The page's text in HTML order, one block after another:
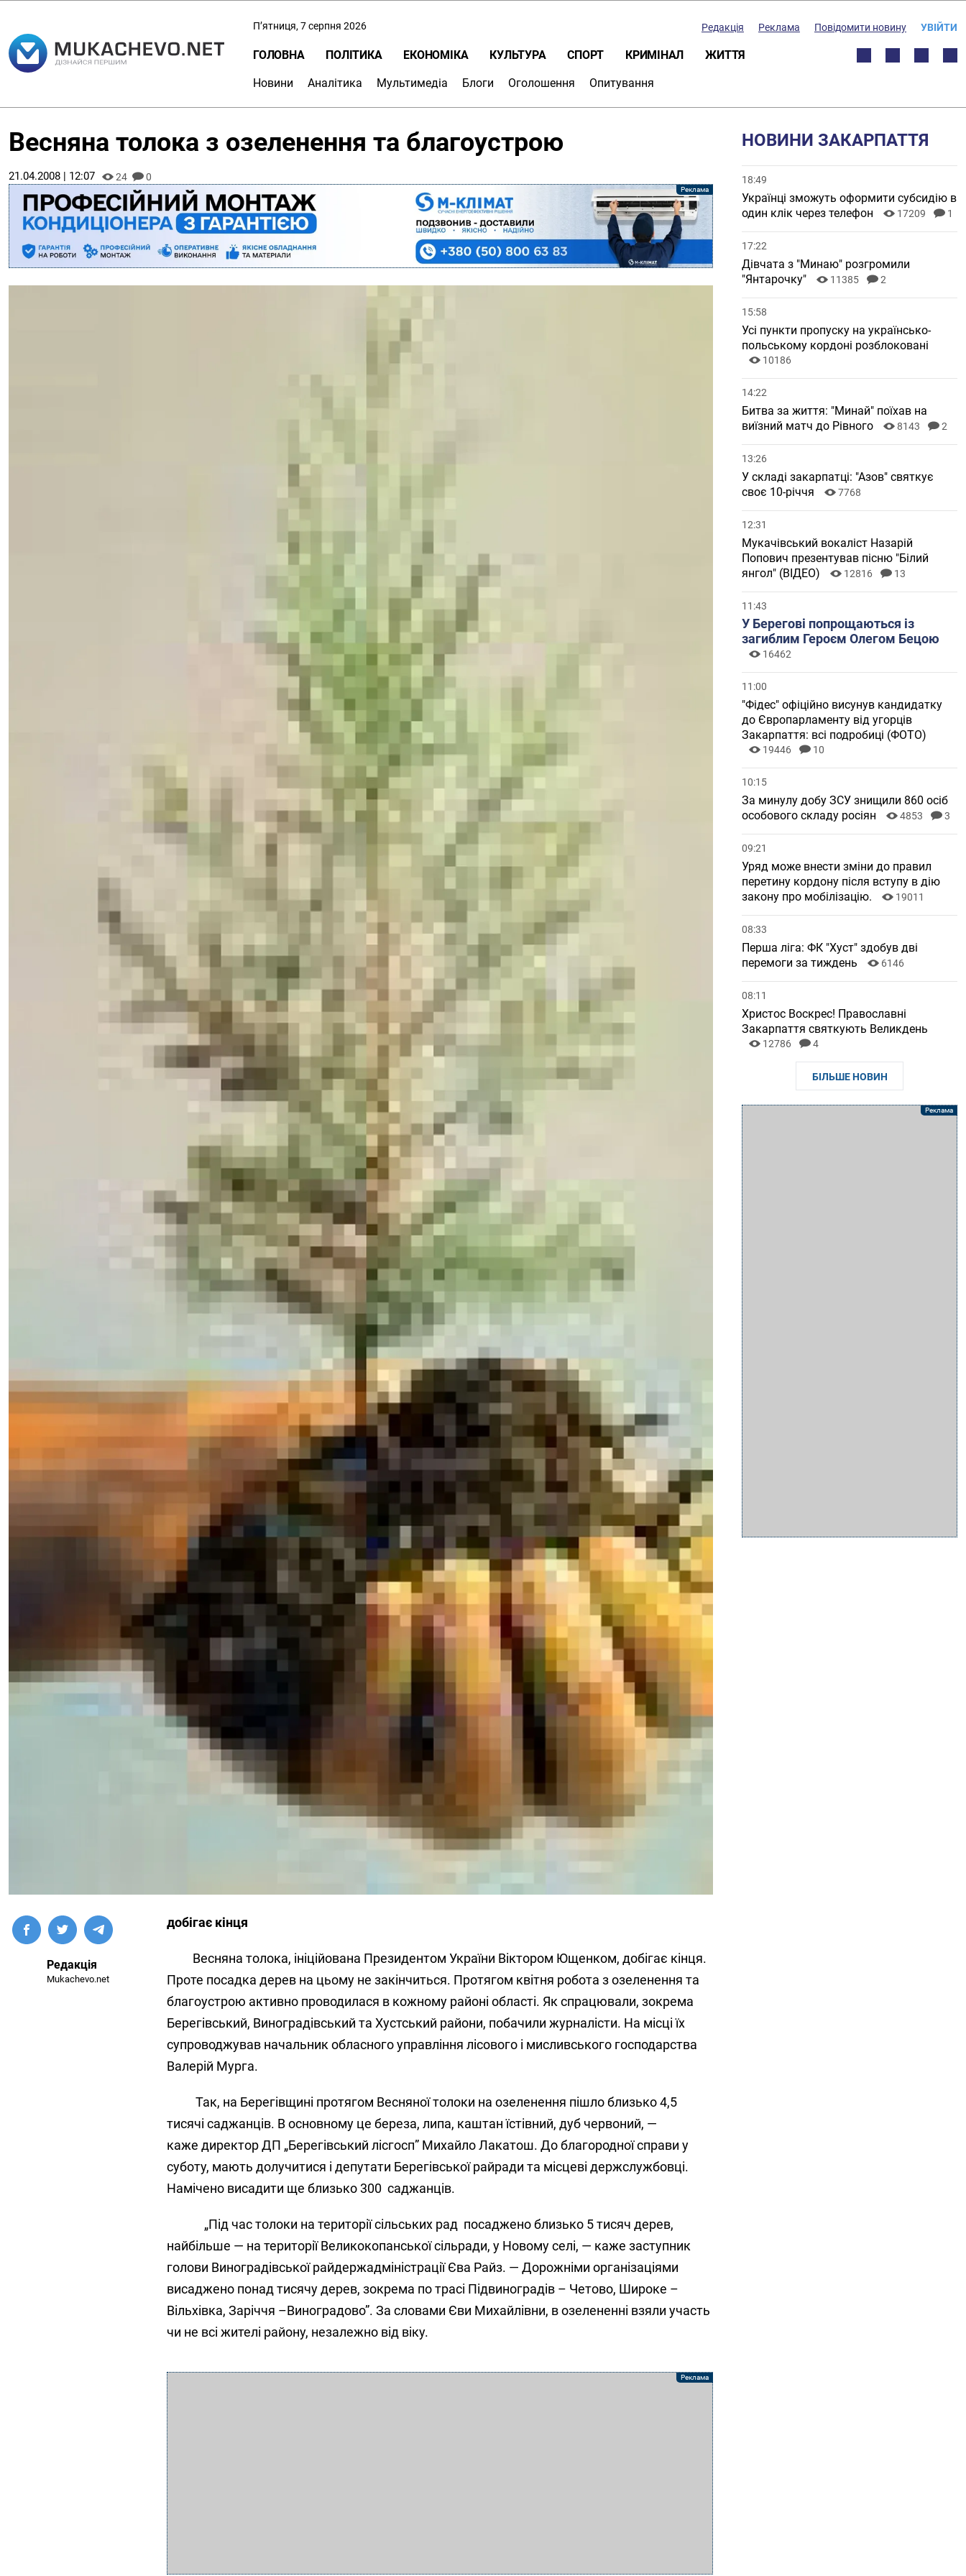
П’ятниця, 7 серпня 2026 Редакція Реклама Повідомити новину УВІЙТИ
ГОЛОВНА ПОЛІТИКА ЕКОНОМІКА КУЛЬТУРА СПОРТ КРИМІНАЛ ЖИТТЯ
Новини Аналітика Мультимедіа Блоги Оголошення Опитування
Весняна толока з озеленення та благоустрою
21.04.2008 | 12:07 24 0
Редакція
Mukachevo.net
добігає кінця
Весняна толока, ініційована Президентом України Віктором Ющенком, добігає кінця.
Проте посадка дерев на цьому не закінчиться. Протягом квітня робота з озеленення та
благоустрою активно проводилася в кожному районі області. Як спрацювали, зокрема
Берегівський, Виноградівський та Хустський райони, побачили журналісти. На місці їх
супроводжував начальник обласного управління лісового і мисливського господарства
Валерій Мурга.
Так, на Берегівщині протягом Весняної толоки на озеленення пішло близько 4,5
тисячі саджанців. В основному це береза, липа, каштан їстівний, дуб червоний, —
каже директор ДП „Берегівський лісгосп” Михайло Лакатош. До благородної справи у
суботу, мають долучитися і депутати Берегівської райради та місцеві держслужбовці.
Намічено висадити ще близько 300 саджанців.
„Під час толоки на території сільських рад посаджено близько 5 тисяч дерев,
найбільше — на території Великокопанської сільради, у Новому селі, — каже заступник
голови Виноградівської райдержадміністрації Єва Райз. — Дорожніми організаціями
висаджено понад тисячу дерев, зокрема по трасі Підвиноградів – Четово, Широке –
Вільхівка, Заріччя –Виноградово”. За словами Єви Михайлівни, в озелененні взяли участь
чи не всі жителі району, незалежно від віку.
НОВИНИ ЗАКАРПАТТЯ
18:49
Українці зможуть оформити субсидію в
один клік через телефон
17209 1
17:22
Дівчата з "Минаю" розгромили
"Янтарочку"
11385 2
15:58
Усі пункти пропуску на українсько-
польському кордоні розблоковані
10186
14:22
Битва за життя: "Минай" поїхав на
виїзний матч до Рівного
8143 2
13:26
У складі закарпатці: "Азов" святкує
своє 10-річчя
7768
12:31
Мукачівський вокаліст Назарій
Попович презентував пісню "Білий
янгол" (ВІДЕО)
12816 13
11:43
У Берегові попрощаються із
загиблим Героєм Олегом Бецою
16462
11:00
"Фідес" офіційно висунув кандидатку
до Європарламенту від угорців
Закарпаття: всі подробиці (ФОТО)
19446 10
10:15
За минулу добу ЗСУ знищили 860 осіб
особового складу росіян
4853 3
09:21
Уряд може внести зміни до правил
перетину кордону після вступу в дію
закону про мобілізацію.
19011
08:33
Перша ліга: ФК "Хуст" здобув дві
перемоги за тиждень
6146
08:11
Христос Воскрес! Православні
Закарпаття святкують Великдень
12786 4
БІЛЬШЕ НОВИН